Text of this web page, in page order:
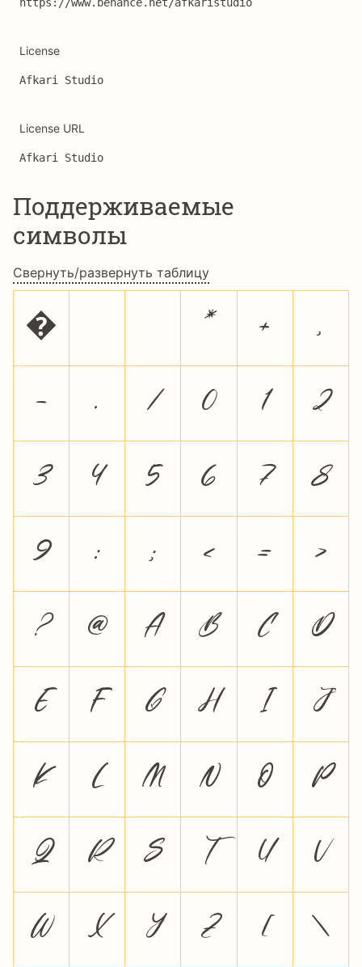
License
Afkari Studio
License URL
Afkari Studio
Поддерживаемые
символы
Свернуть/развернуть таблицу
� * + ,
- . / 0 1 2
3 4 5 6 7 8
9 : ; < = >
? @ A B C D
E F G H I J
K L M N O P
Q R S T U V
W X Y Z [ \